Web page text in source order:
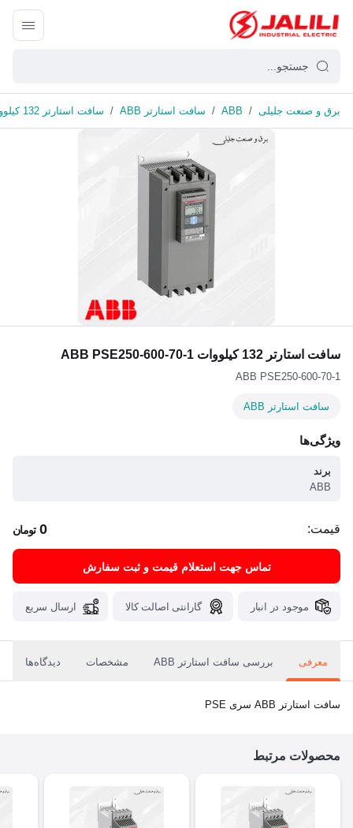
برق و صنعت جلیلی /
ABB
/ سافت استارتر ABB / سافت استارتر 132 کیلووات ABB PSE250-600-70-1
سافت استارتر 132 کیلووات ABB PSE250-600-70-1
ABB PSE250-600-70-1
سافت استارتر ABB
ویژگی‌ها
برند
ABB
قیمت: 0 تومان
تماس جهت استعلام قیمت و ثبت سفارش
موجود در انبار گارانتی اصالت کالا ارسال سریع
معرفی بررسی سافت استارتر ABB مشخصات دیدگاه‌ها
سافت استارتر ABB سری PSE
محصولات مرتبط